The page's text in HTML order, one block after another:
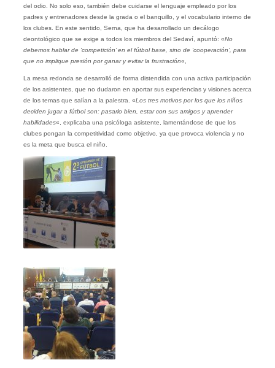
del odio. No solo eso, también debe cuidarse el lenguaje empleado por los
padres y entrenadores desde la grada o el banquillo, y el vocabulario interno de
los clubes. En este sentido, Serna, que ha desarrollado un decálogo
deontológico que se exige a todos los miembros del Sedaví, apuntó: «No
debemos hablar de ‘competición’ en el fútbol base, sino de ‘cooperación’, para
que no implique presión por ganar y evitar la frustración«,
La mesa redonda se desarrolló de forma distendida con una activa participación
de los asistentes, que no dudaron en aportar sus experiencias y visiones acerca
de los temas que salían a la palestra. «Los tres motivos por los que los niños
deciden jugar a fútbol son: pasarlo bien, estar con sus amigos y aprender
habilidades«, explicaba una psicóloga asistente, lamentándose de que los
clubes pongan la competitividad como objetivo, ya que provoca violencia y no
es la meta que busca el niño.